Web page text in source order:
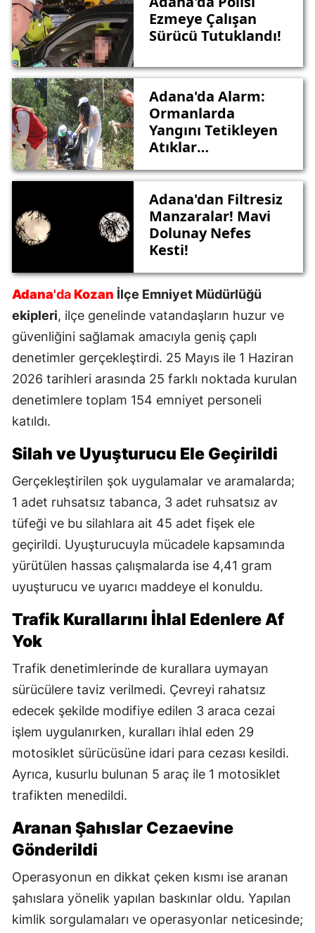
Ezmeye Çalışan
Sürücü Tutuklandı!
Adana'da Alarm:
Ormanlarda
Yangını Tetikleyen
Atıklar
Adana'dan Filtresiz
Manzaralar! Mavi
Dolunay Nefes
Kesti!
Adana'daKozan İlçe Emniyet Müdürlüğü
ekipleri, ilçe genelinde vatandaşların huzur ve
güvenliğini sağlamak amacıyla geniş çaplı
denetimler gerçekleştirdi. 25 Mayıs ile 1 Haziran
2026 tarihleri arasında 25 farklı noktada kurulan
denetimlere toplam 154 emniyet personeli
katıldı.
Silah ve Uyuşturucu Ele Geçirildi
Gerçekleştirilen şok uygulamalar ve aramalarda;
1 adet ruhsatsız tabanca, 3 adet ruhsatsız av
tüfeği ve bu silahlara ait 45 adet fişek ele
geçirildi. Uyuşturucuyla mücadele kapsamında
yürütülen hassas çalışmalarda ise 4,41 gram
uyuşturucu ve uyarıcı maddeye el konuldu.
Trafik Kurallarını İhlal Edenlere Af
Yok
Trafik denetimlerinde de kurallara uymayan
sürücülere taviz verilmedi. Çevreyi rahatsız
edecek şekilde modifiye edilen 3 araca cezai
işlem uygulanırken, kuralları ihlal eden 29
motosiklet sürücüsüne idari para cezası kesildi.
Ayrıca, kusurlu bulunan 5 araç ile 1 motosiklet
trafikten menedildi.
Aranan Şahıslar Cezaevine
Gönderildi
Operasyonun en dikkat çeken kısmı ise aranan
şahıslara yönelik yapılan baskınlar oldu. Yapılan
kimlik sorgulamaları ve operasyonlar neticesinde;